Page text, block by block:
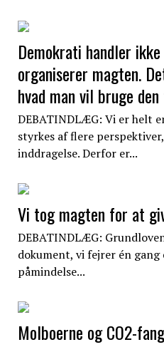
Demokrati handler
organiserer magten.
hvad man vil bruge
DEBATINDLÆG: Vi er helt
styrkes af flere
inddragelse. Derfor er...
Vi tog magten for at
DEBATINDLÆG:
dokument, vi fejrer én gang
påmindelse...
Molboerne og CO2-